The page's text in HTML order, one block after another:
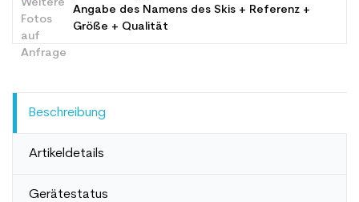
Angabe des Namens des Skis + Referenz +
Größe + Qualität
Beschreibung
Artikeldetails
Gerätestatus